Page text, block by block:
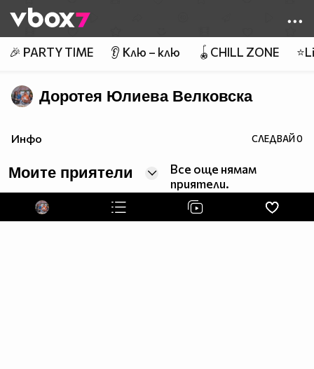
👾
🎉 PARTY TIME 👂 Клю – клю 🪀CHILL ZONE
Доротея Юлиева Велковска
Инфо СЛЕДВАЙ0
Моите приятели
Все още нямам
приятели.